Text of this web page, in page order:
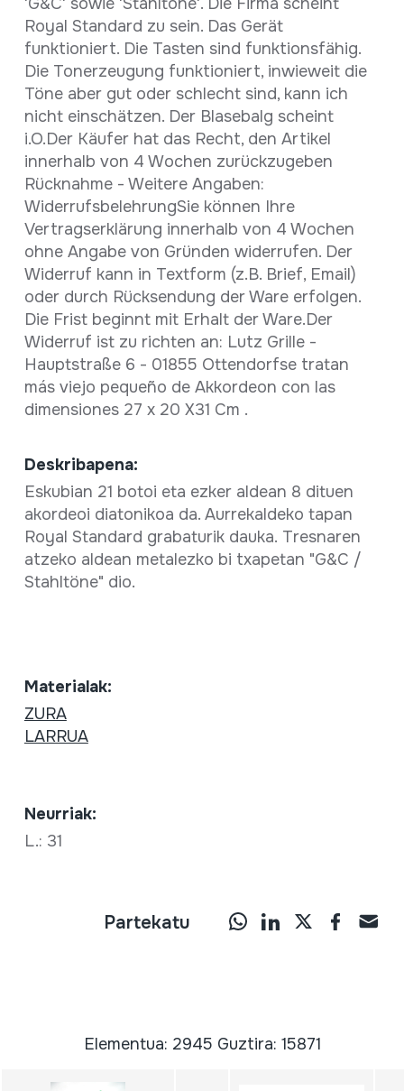
Royal Standard zu sein. Das Gerät
funktioniert. Die Tasten sind funktionsfähig.
Die Tonerzeugung funktioniert, inwieweit die
Töne aber gut oder schlecht sind, kann ich
nicht einschätzen. Der Blasebalg scheint
i.O.Der Käufer hat das Recht, den Artikel
innerhalb von 4 Wochen zurückzugeben
Rücknahme - Weitere Angaben:
WiderrufsbelehrungSie können Ihre
Vertragserklärung innerhalb von 4 Wochen
ohne Angabe von Gründen widerrufen. Der
Widerruf kann in Textform (z.B. Brief, Email)
oder durch Rücksendung der Ware erfolgen.
Die Frist beginnt mit Erhalt der Ware.Der
Widerruf ist zu richten an: Lutz Grille -
Hauptstraße 6 - 01855 Ottendorfse tratan
más viejo pequeño de Akkordeon con las
dimensiones 27 x 20 X31 Cm .
Deskribapena:
Eskubian 21 botoi eta ezker aldean 8 dituen
akordeoi diatonikoa da. Aurrekaldeko tapan
Royal Standard grabaturik dauka. Tresnaren
atzeko aldean metalezko bi txapetan "G&C /
Stahltöne" dio.
Materialak:
ZURA
LARRUA
Neurriak:
L.: 31
Partekatu
Elementua: 2945 Guztira: 15871